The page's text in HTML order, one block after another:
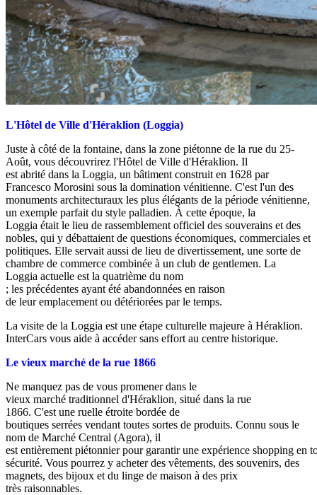
L'Hôtel de Ville d'Héraklion (Loggia)
Juste à côté de la fontaine, dans la zone piétonne de la rue du 25-
Août, vous découvrirez l'Hôtel de Ville d'Héraklion. Il
est abrité dans la Loggia, un bâtiment construit en 1628 par
Francesco Morosini sous la domination vénitienne. C'est l'un des
monuments architecturaux les plus élégants de la période vénitienne,
un exemple parfait du style palladien. À cette époque, la
Loggia était le lieu de rassemblement officiel des souverains et des
nobles, qui y débattaient de questions économiques, commerciales et
politiques. Elle servait aussi de lieu de divertissement, une sorte de
chambre de commerce combinée à un club de gentlemen. La
Loggia actuelle est la quatrième du nom
; les précédentes ayant été abandonnées en raison
de leur emplacement ou détériorées par le temps.
La visite de la Loggia est une étape culturelle majeure à Héraklion.
InterCars vous aide à accéder sans effort au centre historique.
Le vieux marché de la rue 1866
Ne manquez pas de vous promener dans le
vieux marché traditionnel d'Héraklion, situé dans la rue
1866. C'est une ruelle étroite bordée de
boutiques serrées vendant toutes sortes de produits. Connu sous le
nom de Marché Central (Agora), il
est entièrement piétonnier pour garantir une expérience shopping en
sécurité. Vous pourrez y acheter des vêtements, des souvenirs, des
magnets, des bijoux et du linge de maison à des prix
très raisonnables.